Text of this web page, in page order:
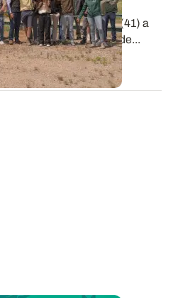
recherche et
d'Ouzouer-le-Marché (41) a
la 6e édition de Clap de...